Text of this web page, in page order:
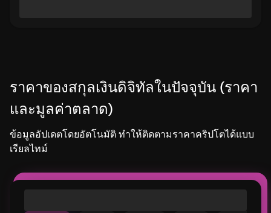
ราคาของสกุลเงินดิจิทัลในปัจจุบัน (ราคา
และมูลค่าตลาด)
ข้อมูลอัปเดตโดยอัตโนมัติ ทำให้ติดตามราคาคริปโตได้แบบ
เรียลไทม์